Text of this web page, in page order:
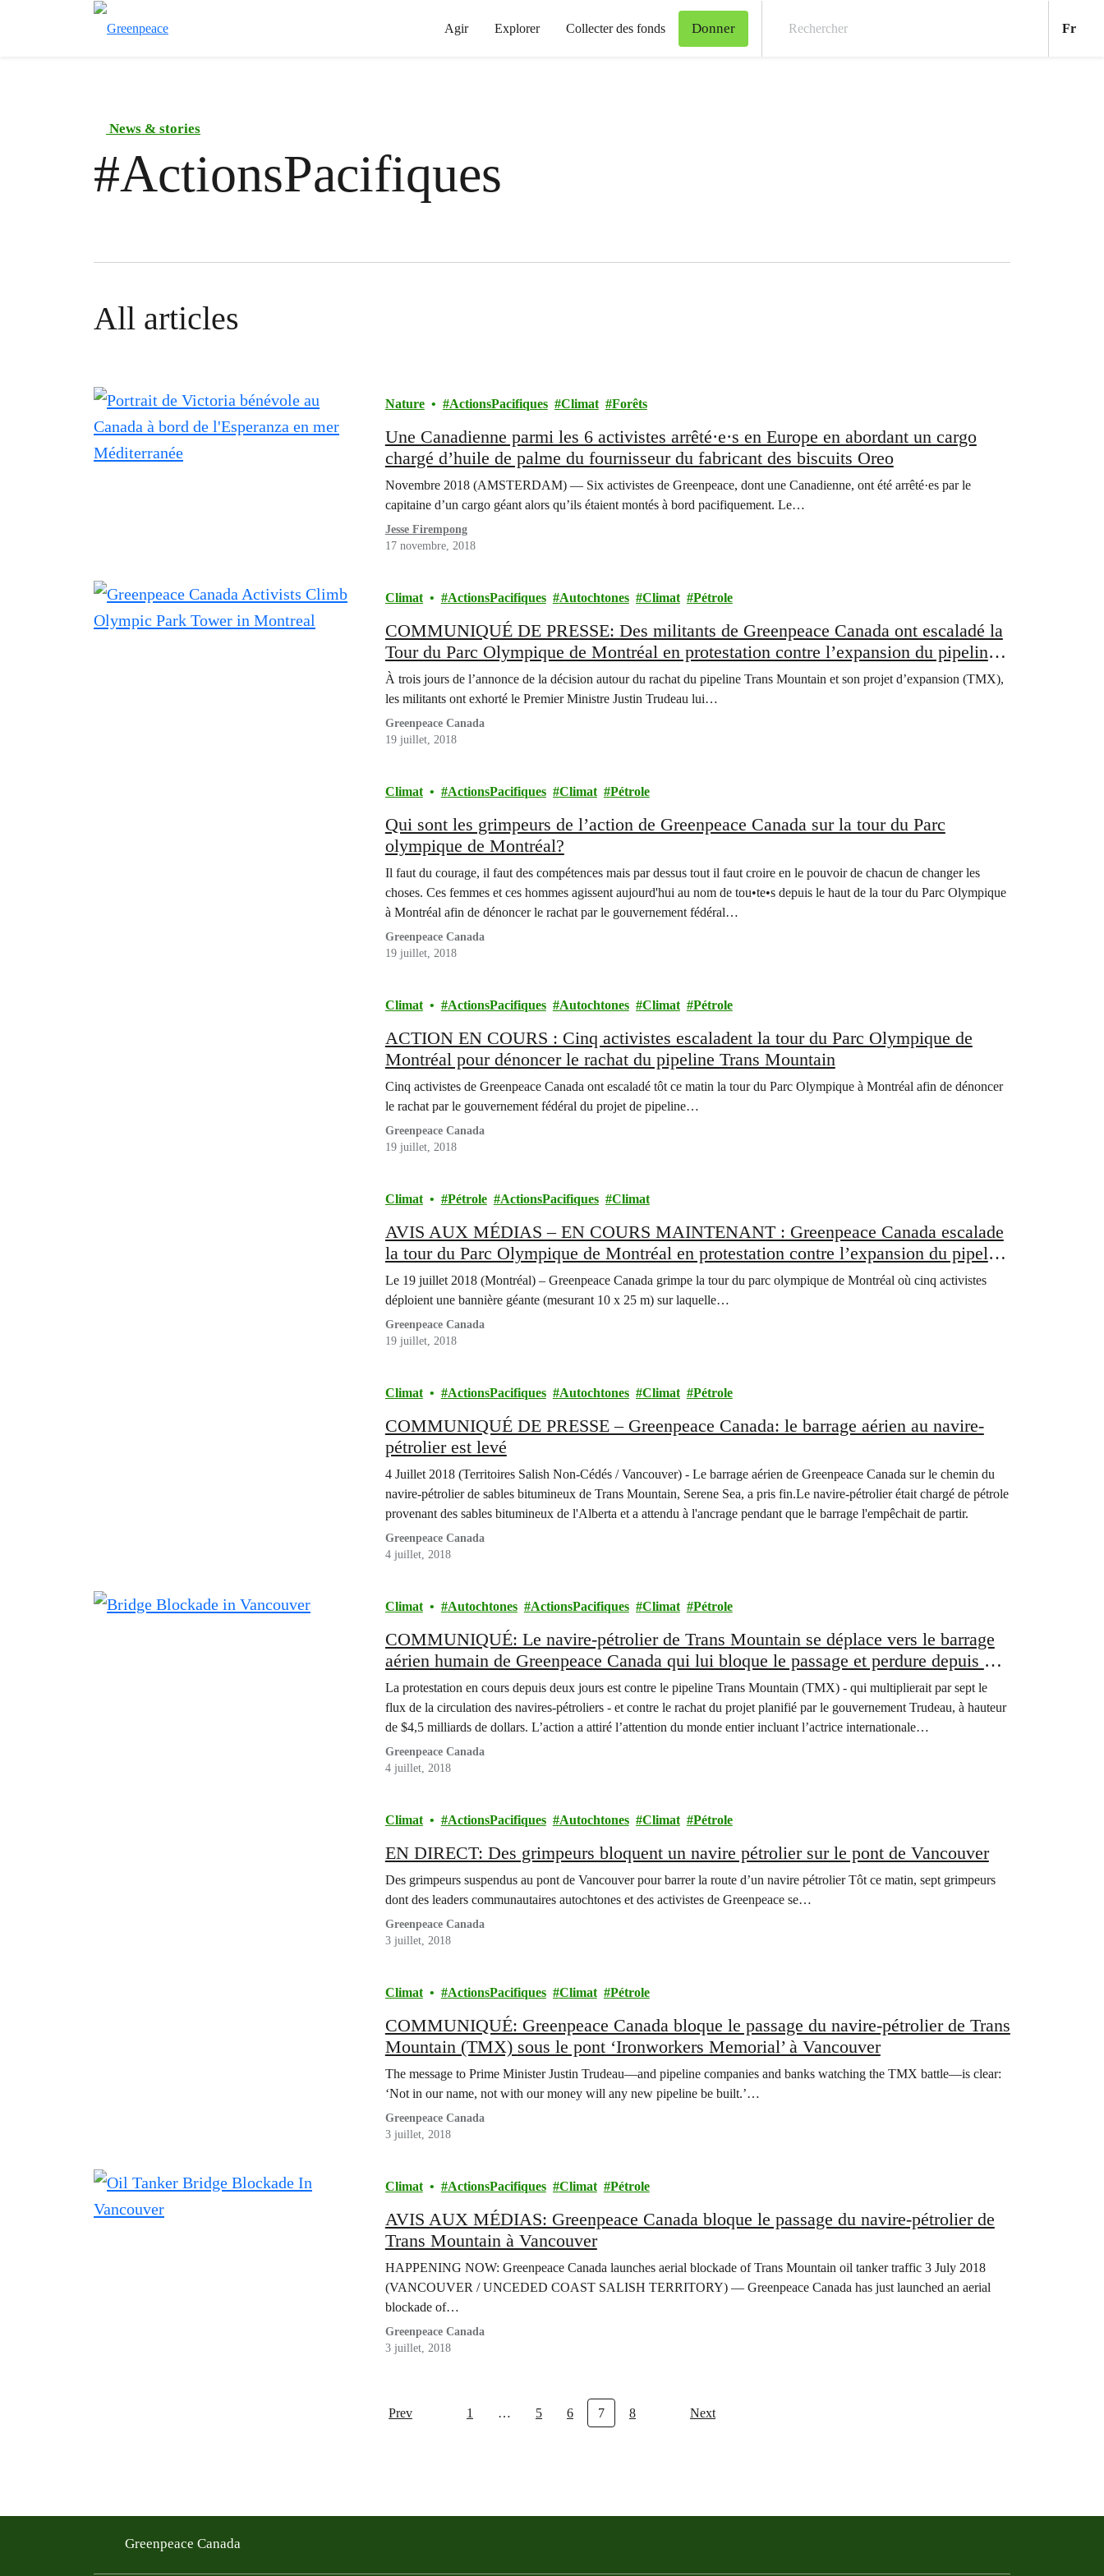
Agir Explorer Collecter des fonds Donner Fr
News & stories
#ActionsPacifiques
All articles
Nature ActionsPacifiques Climat Forêts
Une Canadienne parmi les 6 activistes arrêté·e·s en Europe en abordant un cargo
chargé d’huile de palme du fournisseur du fabricant des biscuits Oreo
Novembre 2018 (AMSTERDAM) — Six activistes de Greenpeace, dont une Canadienne, ont été arrêté·es par le
capitaine d’un cargo géant alors qu’ils étaient montés à bord pacifiquement. Le…
Jesse Firempong
17 novembre, 2018
Climat ActionsPacifiques Autochtones Climat Pétrole
COMMUNIQUÉ DE PRESSE: Des militants de Greenpeace Canada ont escaladé la
Tour du Parc Olympique de Montréal en protestation contre l’expansion du pipeline
Trans Mountain
À trois jours de l’annonce de la décision autour du rachat du pipeline Trans Mountain et son projet d’expansion (TMX),
les militants ont exhorté le Premier Ministre Justin Trudeau lui…
Greenpeace Canada
19 juillet, 2018
Climat ActionsPacifiques Climat Pétrole
Qui sont les grimpeurs de l’action de Greenpeace Canada sur la tour du Parc
olympique de Montréal?
Il faut du courage, il faut des compétences mais par dessus tout il faut croire en le pouvoir de chacun de changer les
choses. Ces femmes et ces hommes agissent aujourd'hui au nom de tou•te•s depuis le haut de la tour du Parc Olympique
à Montréal afin de dénoncer le rachat par le gouvernement fédéral…
Greenpeace Canada
19 juillet, 2018
Climat ActionsPacifiques Autochtones Climat Pétrole
ACTION EN COURS : Cinq activistes escaladent la tour du Parc Olympique de
Montréal pour dénoncer le rachat du pipeline Trans Mountain
Cinq activistes de Greenpeace Canada ont escaladé tôt ce matin la tour du Parc Olympique à Montréal afin de dénoncer
le rachat par le gouvernement fédéral du projet de pipeline…
Greenpeace Canada
19 juillet, 2018
Climat Pétrole ActionsPacifiques Climat
AVIS AUX MÉDIAS – EN COURS MAINTENANT : Greenpeace Canada escalade
la tour du Parc Olympique de Montréal en protestation contre l’expansion du pipeline
Trans Mountain
Le 19 juillet 2018 (Montréal) – Greenpeace Canada grimpe la tour du parc olympique de Montréal où cinq activistes
déploient une bannière géante (mesurant 10 x 25 m) sur laquelle…
Greenpeace Canada
19 juillet, 2018
Climat ActionsPacifiques Autochtones Climat Pétrole
COMMUNIQUÉ DE PRESSE – Greenpeace Canada: le barrage aérien au navire-
pétrolier est levé
4 Juillet 2018 (Territoires Salish Non-Cédés / Vancouver) - Le barrage aérien de Greenpeace Canada sur le chemin du
navire-pétrolier de sables bitumineux de Trans Mountain, Serene Sea, a pris fin.Le navire-pétrolier était chargé de pétrole
provenant des sables bitumineux de l'Alberta et a attendu à l'ancrage pendant que le barrage l'empêchait de partir.
Greenpeace Canada
4 juillet, 2018
Climat Autochtones ActionsPacifiques Climat Pétrole
COMMUNIQUÉ: Le navire-pétrolier de Trans Mountain se déplace vers le barrage
aérien humain de Greenpeace Canada qui lui bloque le passage et perdure depuis 30
heures
La protestation en cours depuis deux jours est contre le pipeline Trans Mountain (TMX) - qui multiplierait par sept le
flux de la circulation des navires-pétroliers - et contre le rachat du projet planifié par le gouvernement Trudeau, à hauteur
de $4,5 milliards de dollars. L’action a attiré l’attention du monde entier incluant l’actrice internationale…
Greenpeace Canada
4 juillet, 2018
Climat ActionsPacifiques Autochtones Climat Pétrole
EN DIRECT: Des grimpeurs bloquent un navire pétrolier sur le pont de Vancouver
Des grimpeurs suspendus au pont de Vancouver pour barrer la route d’un navire pétrolier Tôt ce matin, sept grimpeurs
dont des leaders communautaires autochtones et des activistes de Greenpeace se…
Greenpeace Canada
3 juillet, 2018
Climat ActionsPacifiques Climat Pétrole
COMMUNIQUÉ: Greenpeace Canada bloque le passage du navire-pétrolier de Trans
Mountain (TMX) sous le pont ‘Ironworkers Memorial’ à Vancouver
The message to Prime Minister Justin Trudeau—and pipeline companies and banks watching the TMX battle—is clear:
‘Not in our name, not with our money will any new pipeline be built.’…
Greenpeace Canada
3 juillet, 2018
Climat ActionsPacifiques Climat Pétrole
AVIS AUX MÉDIAS: Greenpeace Canada bloque le passage du navire-pétrolier de
Trans Mountain à Vancouver
HAPPENING NOW: Greenpeace Canada launches aerial blockade of Trans Mountain oil tanker traffic 3 July 2018
(VANCOUVER / UNCEDED COAST SALISH TERRITORY) — Greenpeace Canada has just launched an aerial
blockade of…
Greenpeace Canada
3 juillet, 2018
Prev 1 … 5 6 7 8 Next
Greenpeace Canada